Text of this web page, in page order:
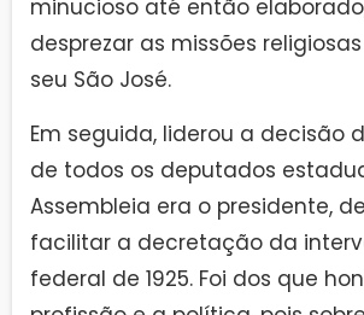
minucioso até então
desprezar as missões
seu São José.
Em seguida, liderou a decisão
de todos os deputados
Assembleia era o presidente,
facilitar a decretação da
federal de 1925. Foi dos que